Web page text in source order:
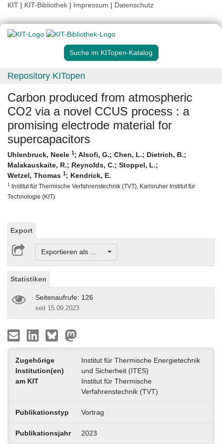
KIT | KIT-Bibliothek | Impressum | Datenschutz
Suche im KITopen-Katalog
Repository KITopen
Carbon produced from atmospheric
CO2 via a novel CCUS process : a
promising electrode material for
supercapacitors
Uhlenbruck, Neele 1; Alsofi, G.; Chen, L.; Dietrich, B.;
Malakauskaite, R.; Reynolds, C.; Stoppel, L.;
Wetzel, Thomas 1; Kendrick, E.
1 Institut für Thermische Verfahrenstechnik (TVT), Karlsruher Institut für
Technologie (KIT)
Export
Exportieren als ...
Statistiken
Seitenaufrufe: 126
seit 15.09.2023
Zugehörige
Institution(en)
am KIT
Institut für Thermische Energietechnik
und Sicherheit (ITES)
Institut für Thermische
Verfahrenstechnik (TVT)
Publikationstyp Vortrag
Publikationsjahr 2023